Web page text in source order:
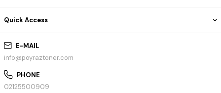
E-MAIL
info@poyraztoner.com
PHONE
02125500909
Quick Access